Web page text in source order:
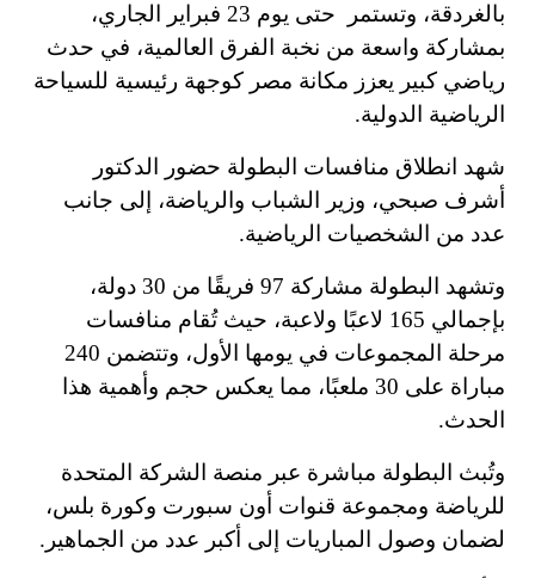
بالغردقة، وتستمر حتى يوم 23 فبراير الجاري،
بمشاركة واسعة من نخبة الفرق العالمية، في حدث
رياضي كبير يعزز مكانة مصر كوجهة رئيسية للسياحة
الرياضية الدولية.
شهد انطلاق منافسات البطولة حضور الدكتور
أشرف صبحي، وزير الشباب والرياضة، إلى جانب
عدد من الشخصيات الرياضية.
وتشهد البطولة مشاركة 97 فريقًا من 30 دولة،
بإجمالي 165 لاعبًا ولاعبة، حيث تُقام منافسات
مرحلة المجموعات في يومها الأول، وتتضمن 240
مباراة على 30 ملعبًا، مما يعكس حجم وأهمية هذا
الحدث.
وتُبث البطولة مباشرة عبر منصة الشركة المتحدة
للرياضة ومجموعة قنوات أون سبورت وكورة بلس،
لضمان وصول المباريات إلى أكبر عدد من الجماهير.